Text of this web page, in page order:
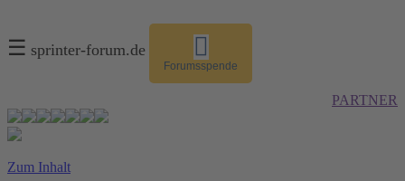
☰ sprinter-forum.de
Forumsspende
PARTNER
Zum Inhalt